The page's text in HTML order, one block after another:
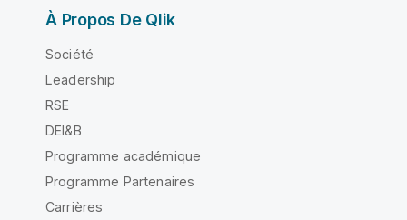
À Propos De Qlik
Société
Leadership
RSE
DEI&B
Programme académique
Programme Partenaires
Carrières